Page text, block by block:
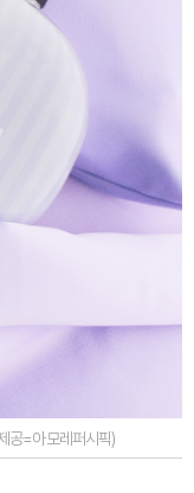
공=아모레퍼시픽)